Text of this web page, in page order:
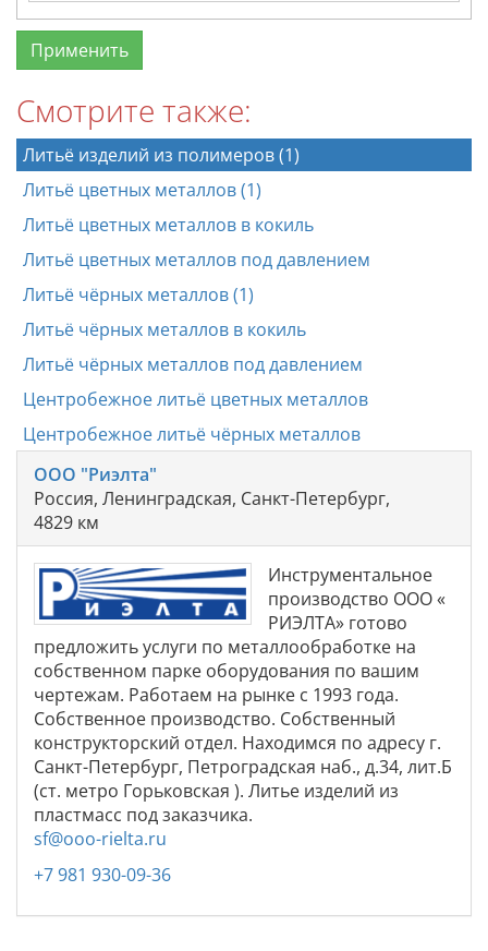
Смотрите также:
Литьё изделий из полимеров (1)
Литьё цветных металлов (1)
Литьё цветных металлов в кокиль
Литьё цветных металлов под давлением
Литьё чёрных металлов (1)
Литьё чёрных металлов в кокиль
Литьё чёрных металлов под давлением
Центробежное литьё цветных металлов
Центробежное литьё чёрных металлов
ООО "Риэлта"
Россия, Ленинградская, Санкт-Петербург,
4829 км
Инструментальное
производство ООО «
РИЭЛТА» готово
предложить услуги по металлообработке на
собственном парке оборудования по вашим
чертежам. Работаем на рынке с 1993 года.
Собственное производство. Собственный
конструкторский отдел. Находимся по адресу г.
Санкт-Петербург, Петроградская наб., д.34, лит.Б
(ст. метро Горьковская ). Литье изделий из
пластмасс под заказчика.
sf@ooo-rielta.ru
+7 981 930-09-36